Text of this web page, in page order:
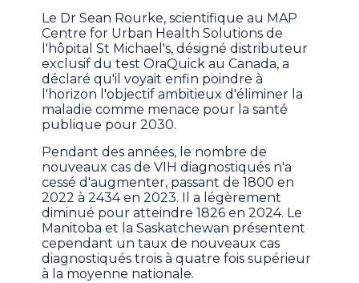
Le Dr Sean Rourke, scientifique au MAP
Centre for Urban Health Solutions de
l'hôpital St Michael's, désigné distributeur
exclusif du test OraQuick au Canada, a
déclaré qu'il voyait enfin poindre à
l'horizon l'objectif ambitieux d'éliminer la
maladie comme menace pour la santé
publique pour 2030.
Pendant des années, le nombre de
nouveaux cas de VIH diagnostiqués n'a
cessé d'augmenter, passant de 1800 en
2022 à 2434 en 2023. Il a légèrement
diminué pour atteindre 1826 en 2024. Le
Manitoba et la Saskatchewan présentent
cependant un taux de nouveaux cas
diagnostiqués trois à quatre fois supérieur
à la moyenne nationale.